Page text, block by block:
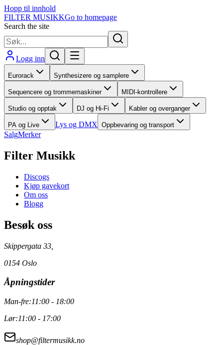
Hopp til innhold
FILTER MUSIKKGo to homepage
Search the site
Logg inn
Eurorack Synthesizere og samplere
Sequencere og trommemaskiner MIDI-kontrollere
Studio og opptak DJ og Hi-Fi Kabler og overganger
PA og Live Lys og DMX Oppbevaring og transport
SalgMerker
Filter Musikk
Discogs
Kjøp gavekort
Om oss
Blogg
Besøk oss
Skippergata 33,
0154 Oslo
Åpningstider
Man-fre:11:00 - 18:00
Lør:11:00 - 17:00
shop@filtermusikk.no